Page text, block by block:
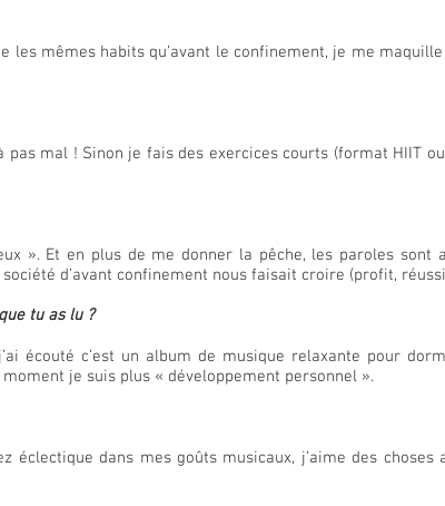
les mêmes habits qu’avant le confinement, je me
mal ! Sinon je fais des exercices courts (format HIIT
». Et en plus de me donner la pêche, les paroles sont
d’avant confinement nous faisait croire (profit,
tu as lu ?
écouté c’est un album de musique relaxante pour
je suis plus « développement personnel ».
dans mes goûts musicaux, j’aime des choses